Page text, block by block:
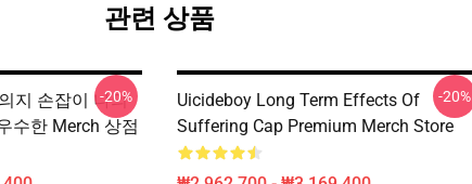
관련 상품
지 손잡이 나의
수한 Merch 상점
-20%
Uicideboy Long Term Effects Of
Suffering Cap Premium Merch Store
-20%